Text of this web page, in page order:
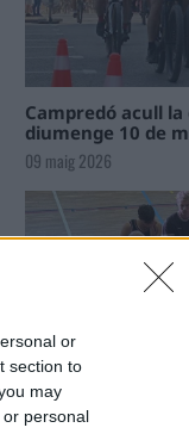
or
section to
may
personal
Campredó acull
diumenge 10 de
09 maig 2026